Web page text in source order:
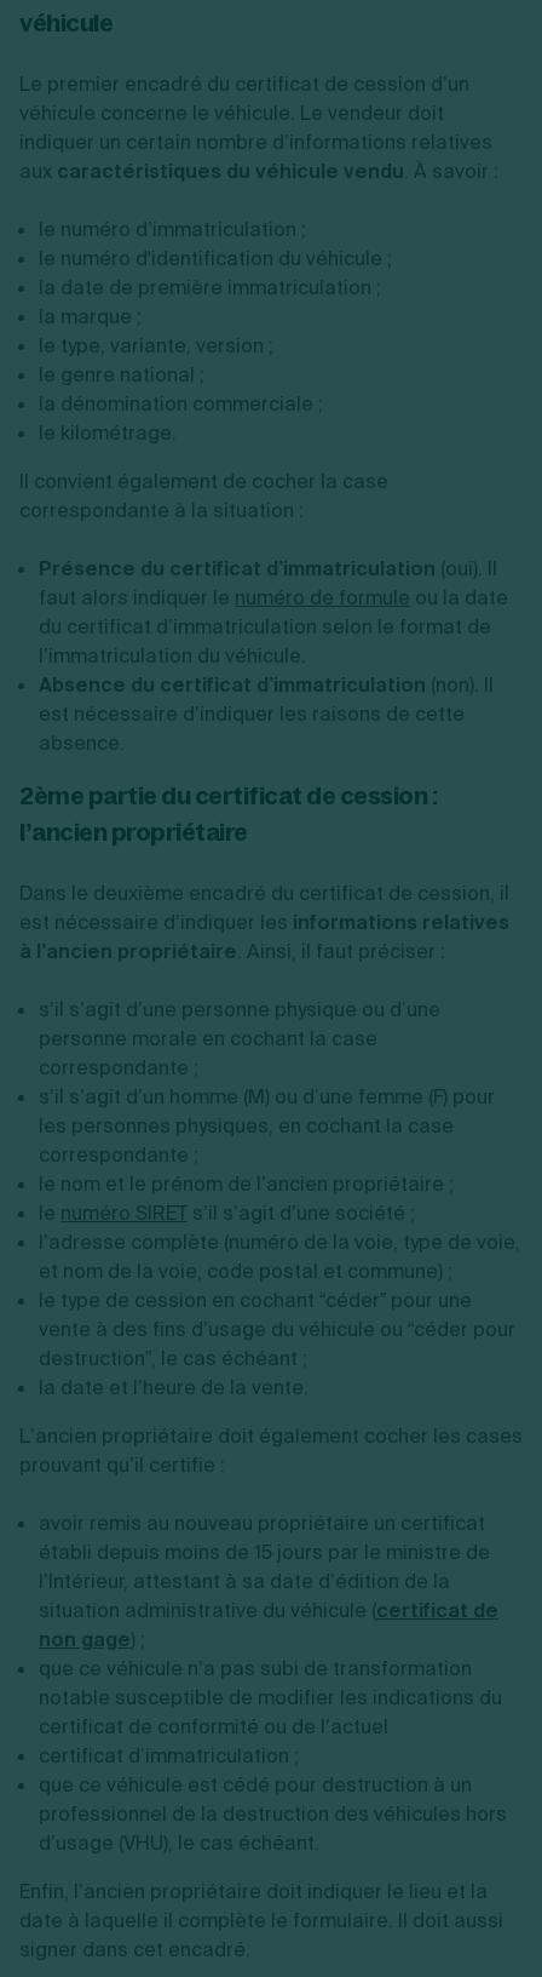
véhicule
Le premier encadré du certificat de cession d’un
véhicule concerne le véhicule. Le vendeur doit
indiquer un certain nombre d’informations relatives
aux caractéristiques du véhicule vendu. À savoir :
le numéro d’immatriculation ;
le numéro d'identification du véhicule ;
la date de première immatriculation ;
la marque ;
le type, variante, version ;
le genre national ;
la dénomination commerciale ;
le kilométrage.
Il convient également de cocher la case
correspondante à la situation :
Présence du certificat d’immatriculation (oui). Il
faut alors indiquer le numéro de formule ou la date
du certificat d’immatriculation selon le format de
l’immatriculation du véhicule.
Absence du certificat d’immatriculation (non). Il
est nécessaire d’indiquer les raisons de cette
absence.
2ème partie du certificat de cession :
l’ancien propriétaire
Dans le deuxième encadré du certificat de cession, il
est nécessaire d’indiquer les informations relatives
à l’ancien propriétaire. Ainsi, il faut préciser :
s’il s’agit d’une personne physique ou d’une
personne morale en cochant la case
correspondante ;
s’il s’agit d’un homme (M) ou d’une femme (F) pour
les personnes physiques, en cochant la case
correspondante ;
le nom et le prénom de l’ancien propriétaire ;
le numéro SIRET s’il s’agit d’une société ;
l’adresse complète (numéro de la voie, type de voie,
et nom de la voie, code postal et commune) ;
le type de cession en cochant “céder” pour une
vente à des fins d’usage du véhicule ou “céder pour
destruction”, le cas échéant ;
la date et l’heure de la vente.
L’ancien propriétaire doit également cocher les cases
prouvant qu’il certifie :
avoir remis au nouveau propriétaire un certificat
établi depuis moins de 15 jours par le ministre de
l’Intérieur, attestant à sa date d’édition de la
situation administrative du véhicule (certificat de
non gage) ;
que ce véhicule n’a pas subi de transformation
notable susceptible de modifier les indications du
certificat de conformité ou de l’actuel
certificat d’immatriculation ;
que ce véhicule est cédé pour destruction à un
professionnel de la destruction des véhicules hors
d’usage (VHU), le cas échéant.
Enfin, l’ancien propriétaire doit indiquer le lieu et la
date à laquelle il complète le formulaire. Il doit aussi
signer dans cet encadré.